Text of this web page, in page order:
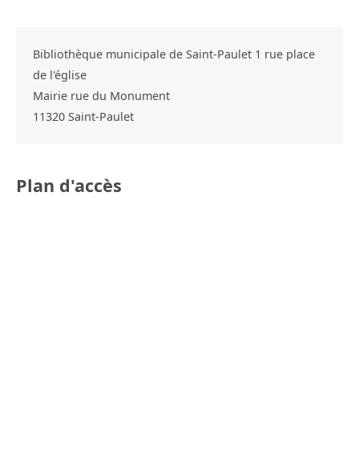
Bibliothèque municipale de Saint-Paulet 1 rue place
de l'église
Mairie rue du Monument
11320 Saint-Paulet
Plan d'accès